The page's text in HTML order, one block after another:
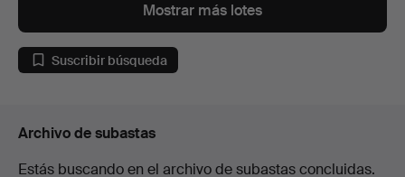
Mostrar más lotes
Suscribir búsqueda
Archivo de subastas
Estás buscando en el archivo de subastas concluidas.